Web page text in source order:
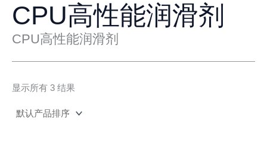
CPU高性能润滑剂
CPU高性能润滑剂
显示所有 3 结果